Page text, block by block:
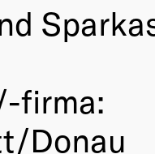
firma:
Donau